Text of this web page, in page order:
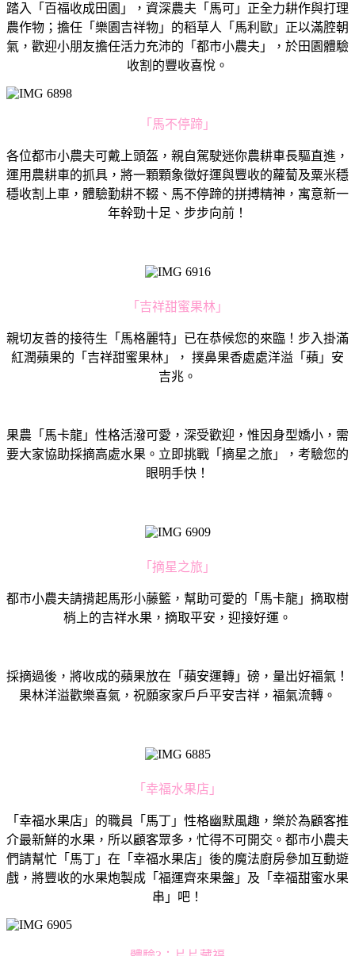
踏入「百福收成田園」，資深農夫「馬可」正全力耕作與打理
農作物；擔任「樂園吉祥物」的稻草人「馬利歐」正以滿腔朝
氣，歡迎小朋友擔任活力充沛的「都市小農夫」，於田園體驗
收割的豐收喜悅。
「馬不停蹄」
各位都市小農夫可戴上頭盔，親自駕駛迷你農耕車長驅直進，
運用農耕車的抓具，將一顆顆象徵好運與豐收的蘿蔔及粟米穩
穩收割上車，體驗勤耕不輟、馬不停蹄的拼搏精神，寓意新一
年幹勁十足、步步向前！
「吉祥甜蜜果林」
親切友善的接待生「馬格麗特」已在恭候您的來臨！步入掛滿
紅潤蘋果的「吉祥甜蜜果林」， 撲鼻果香處處洋溢「蘋」安
吉兆。
果農「馬卡龍」性格活潑可愛，深受歡迎，惟因身型嬌小，需
要大家協助採摘高處水果。立即挑戰「摘星之旅」，考驗您的
眼明手快！
「摘星之旅」
都市小農夫請揹起馬形小藤籃，幫助可愛的「馬卡龍」摘取樹
梢上的吉祥水果，摘取平安，迎接好運。
採摘過後，將收成的蘋果放在「蘋安運轉」磅，量出好福氣！
果林洋溢歡樂喜氣，祝願家家戶戶平安吉祥，福氣流轉。
「幸福水果店」
「幸福水果店」的職員「馬丁」性格幽默風趣，樂於為顧客推
介最新鮮的水果，所以顧客眾多，忙得不可開交。都市小農夫
們請幫忙「馬丁」在「幸福水果店」後的魔法廚房參加互動遊
戲，將豐收的水果炮製成「福運齊來果盤」及「幸福甜蜜水果
串」吧！